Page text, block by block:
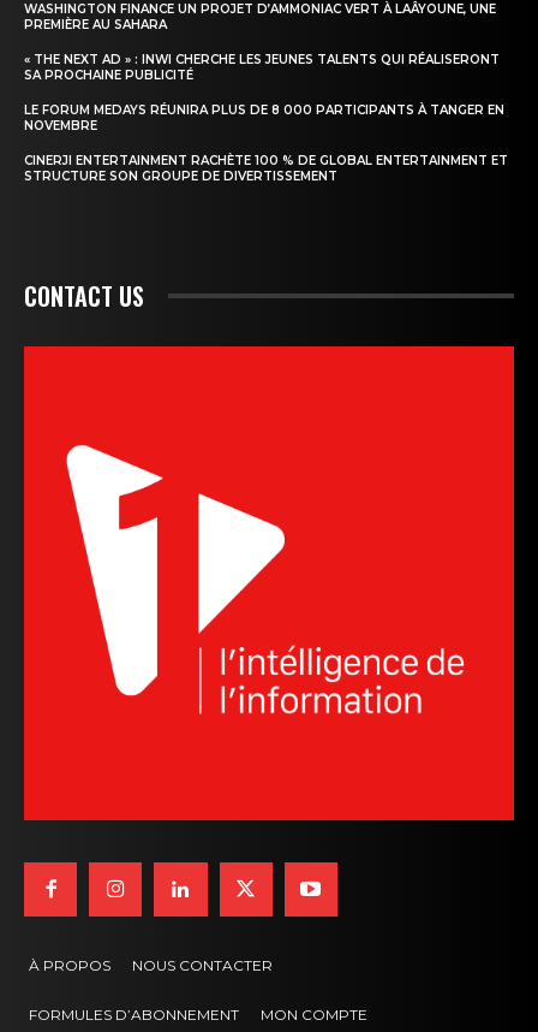
WASHINGTON FINANCE UN PROJET D’AMMONIAC VERT À LAÂYOUNE, UNE
PREMIÈRE AU SAHARA
« THE NEXT AD » : INWI CHERCHE LES JEUNES TALENTS QUI RÉALISERONT
SA PROCHAINE PUBLICITÉ
LE FORUM MEDAYS RÉUNIRA PLUS DE 8 000 PARTICIPANTS À TANGER EN
NOVEMBRE
CINERJI ENTERTAINMENT RACHÈTE 100 % DE GLOBAL ENTERTAINMENT ET
STRUCTURE SON GROUPE DE DIVERTISSEMENT
CONTACT US
À PROPOS NOUS CONTACTER
FORMULES D’ABONNEMENT MON COMPTE